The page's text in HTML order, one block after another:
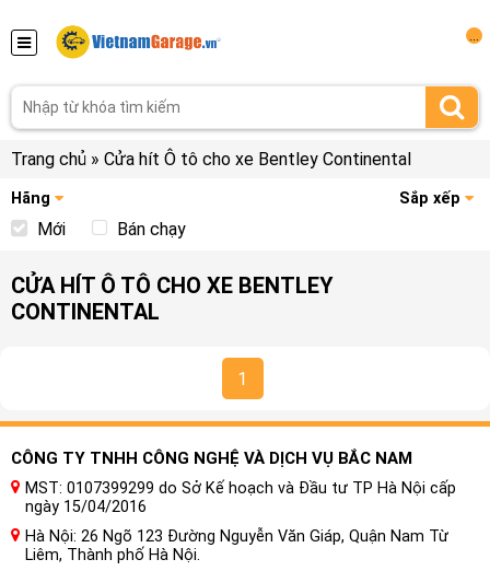
Trang chủ » Cửa hít Ô tô cho xe Bentley Continental
Hãng Sắp xếp
Mới Bán chạy
CỬA HÍT Ô TÔ CHO XE BENTLEY
CONTINENTAL
1
CÔNG TY TNHH CÔNG NGHỆ VÀ DỊCH VỤ BẮC NAM
MST: 0107399299 do Sở Kế hoạch và Đầu tư TP Hà Nội cấp
ngày 15/04/2016
Hà Nội: 26 Ngõ 123 Đường Nguyễn Văn Giáp, Quận Nam Từ
Liêm, Thành phố Hà Nội.